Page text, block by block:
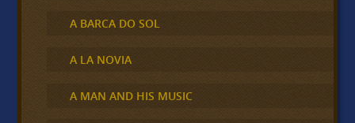
A BARCA DO SOL
A LA NOVIA
A MAN AND HIS MUSIC